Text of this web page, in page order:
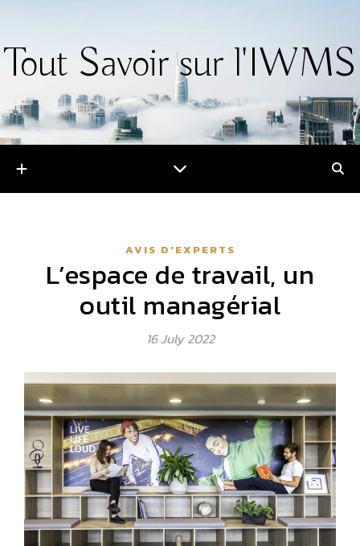
Tout Savoir sur l'IWMS
AVIS D'EXPERTS
L’espace de travail, un
outil managérial
16 July 2022